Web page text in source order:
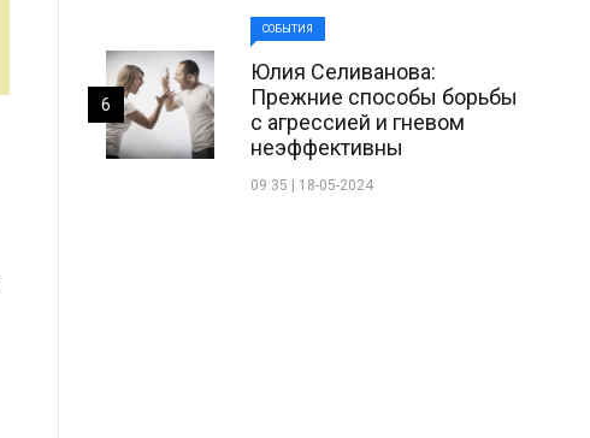
СОБЫТИЯ
Юлия Селиванова:
Прежние способы борьбы
с агрессией и гневом
неэффективны
09:35 | 18-05-2024
6